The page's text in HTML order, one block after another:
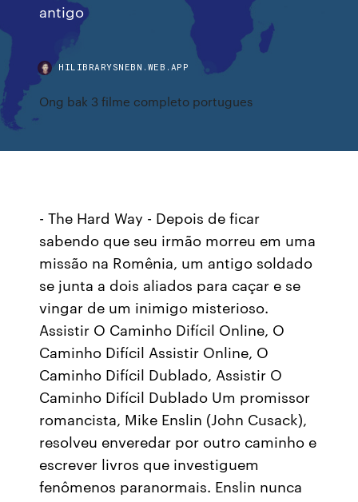
antigo
HILIBRARYSNEBN.WEB.APP
Ong bak 3 filme completo portugues
- The Hard Way - Depois de ficar
sabendo que seu irmão morreu em uma
missão na Romênia, um antigo soldado
se junta a dois aliados para caçar e se
vingar de um inimigo misterioso.
Assistir O Caminho Difícil Online, O
Caminho Difícil Assistir Online, O
Caminho Difícil Dublado, Assistir O
Caminho Difícil Dublado Um promissor
romancista, Mike Enslin (John Cusack),
resolveu enveredar por outro caminho e
escrever livros que investiguem
fenômenos paranormais. Enslin nunca